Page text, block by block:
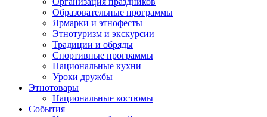
Образовательные программы
Ярмарки и этнофесты
Этнотуризм и экскурсии
Традиции и обряды
Спортивные программы
Национальные кухни
Уроки дружбы
Этнотовары
Национальные костюмы
События